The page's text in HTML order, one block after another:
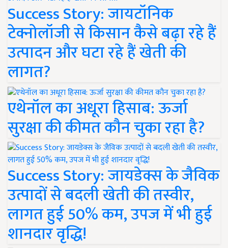
Success Story: जायटॉनिक
टेक्नोलॉजी से किसान कैसे बढ़ा रहे हैं
उत्पादन और घटा रहे हैं खेती की
लागत?
एथेनॉल का अधूरा हिसाब: ऊर्जा
सुरक्षा की कीमत कौन चुका रहा है?
Success Story: जायडेक्स के जैविक
उत्पादों से बदली खेती की तस्वीर,
लागत हुई 50% कम, उपज में भी हुई
शानदार वृद्धि!